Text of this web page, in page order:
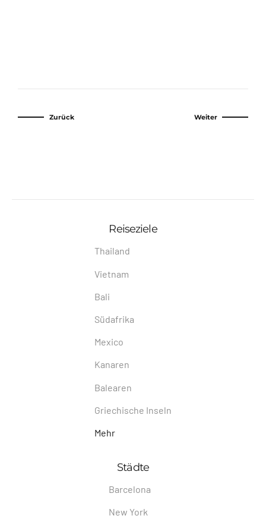
Zurück Weiter
Reiseziele
Thailand
Vietnam
Bali
Südafrika
Mexico
Kanaren
Balearen
Griechische Inseln
Mehr
Städte
Barcelona
New York